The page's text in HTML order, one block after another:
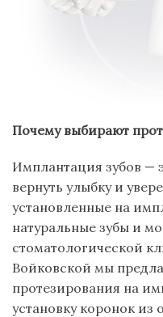
Почему выбирают
Имплантация зубов —
вернуть улыбку и
установленные на
натуральные зубы и
стоматологической
Войковской мы
протезирования на
установку коронок